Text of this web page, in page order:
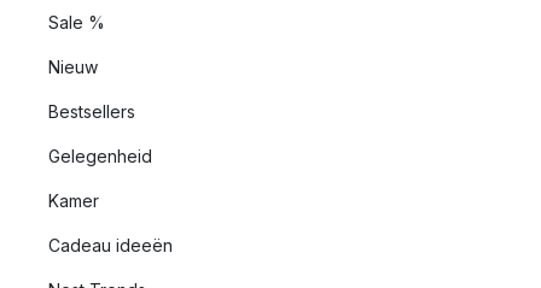
Sale %
Nieuw
Bestsellers
Gelegenheid
Kamer
Cadeau ideeën